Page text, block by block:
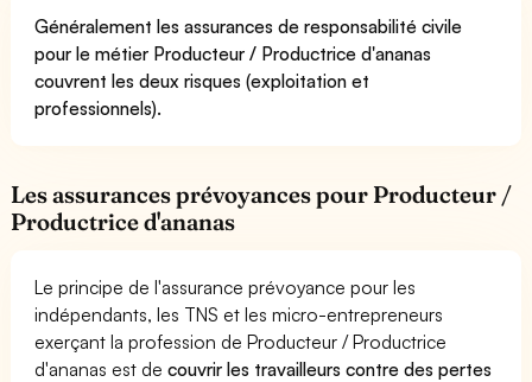
Généralement les assurances de responsabilité civile
pour le métier Producteur / Productrice d'ananas
couvrent les deux risques (exploitation et
professionnels).
Les assurances prévoyances pour Producteur /
Productrice d'ananas
Le principe de l'assurance prévoyance pour les
indépendants, les TNS et les micro-entrepreneurs
exerçant la profession de Producteur / Productrice
d'ananas est decouvrir les travailleurs contre des pertes